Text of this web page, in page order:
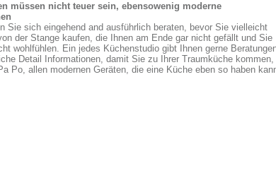
müssen nicht teuer sein, ebensowenig moderne
Sie sich eingehend and ausführlich beraten, bevor Sie vielleicht
der Stange kaufen, die Ihnen am Ende gar nicht gefällt und Sie
wohlfühlen. Ein jedes Küchenstudio gibt Ihnen gerne
Detail Informationen, damit Sie zu Ihrer Traumküche kommen,
Po, allen modernen Geräten, die eine Küche eben so haben